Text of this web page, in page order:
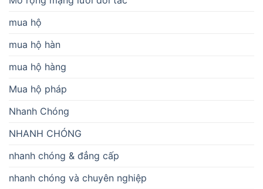
mua hộ
mua hộ hàn
mua hộ hàng
Mua hộ pháp
Nhanh Chóng
NHANH CHÓNG
nhanh chóng & đẳng cấp
nhanh chóng và chuyên nghiệp